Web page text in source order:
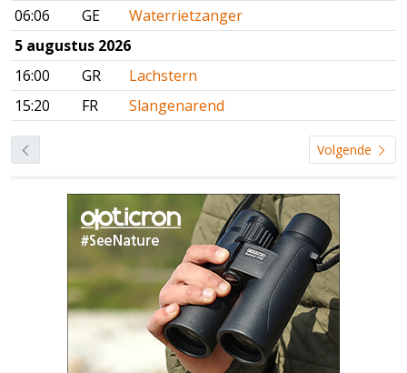
06:06
GE
Waterrietzanger
5 augustus 2026
16:00
GR
Lachstern
15:20
FR Slangenarend
Volgende